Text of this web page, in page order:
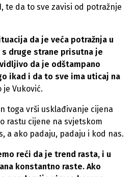
te da to sve zavisi od potražnje
da je veća potražnja u
s druge strane prisutna je
da je odštampano
ikad i da to sve ima uticaj na
je Vuković.
toga vrši usklađivanje cijena
rastu cijene na svjetskom
a ako padaju, padaju i kod nas.
reći da je trend rasta, i u
konstantno raste. Ako